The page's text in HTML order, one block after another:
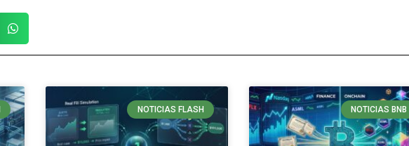
NOTICIAS FLASH NOTICIAS BNB